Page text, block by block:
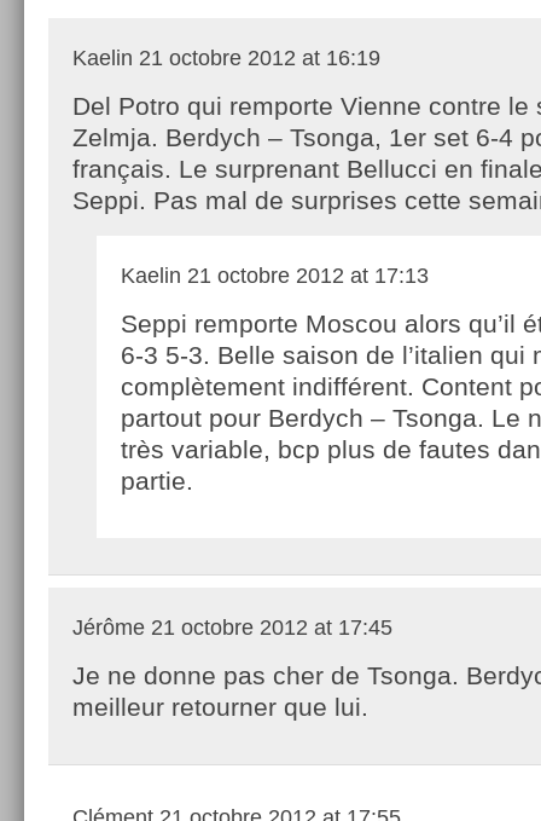
Kaelin 21 octobre 2012 at 16:19
Del Potro qui remporte Vienne contre le
Zelmja. Berdych – Tsonga, 1er set 6-4
français. Le surprenant Bellucci en
Seppi. Pas mal de surprises cette
Kaelin 21 octobre 2012 at 17:13
Seppi remporte Moscou alors qu’il
6-3 5-3. Belle saison de l’italien qui
complètement indifférent. Content
partout pour Berdych – Tsonga. Le
très variable, bcp plus de fautes
partie.
Jérôme 21 octobre 2012 at 17:45
Je ne donne pas cher de Tsonga.
meilleur retourner que lui.